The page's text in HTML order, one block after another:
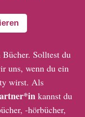
Bücher. Solltest du
uns, wenn du ein
wirst. Als
kannst du
-hörbücher,